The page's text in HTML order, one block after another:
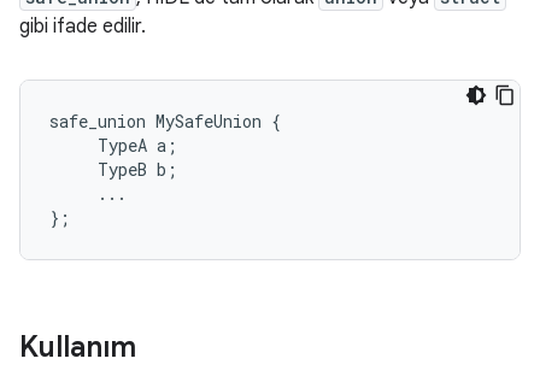
gibi ifade edilir.
safe_union MySafeUnion {
     TypeA a;
     TypeB b;
     ...
};
Kullanım